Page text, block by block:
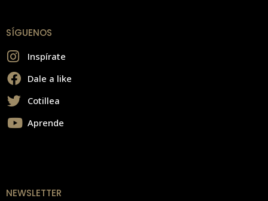
SÍGUENOS
Inspírate
Dale a like
Cotillea
Aprende
NEWSLETTER